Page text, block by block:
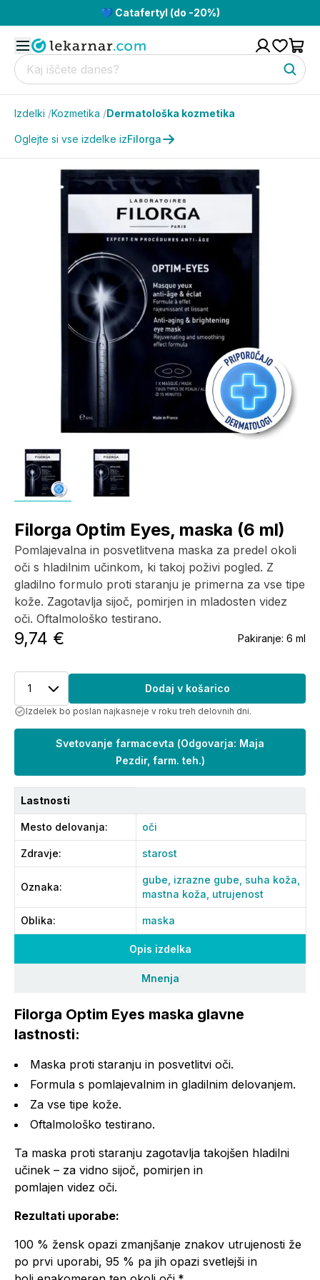
💙 Catafertyl (do -20%)
Izdelki /Kozmetika /Dermatološka kozmetika
Oglejte si vse izdelke izFilorga
Opis izdelka
Mnenja
Filorga Optim Eyes maska glavne
lastnosti:
Maska proti staranju in posvetlitvi oči.
Formula s pomlajevalnim in gladilnim delovanjem.
Za vse tipe kože.
Oftalmološko testirano.
Ta maska proti staranju zagotavlja takojšen hladilni
učinek – za vidno sijoč, pomirjen in
pomlajen videz oči.
Rezultati uporabe:
100 % žensk opazi zmanjšanje znakov utrujenosti že
po prvi uporabi, 95 % pa jih opazi svetlejši in
Filorga Optim Eyes, maska (6 ml)
Pomlajevalna in posvetlitvena maska za predel okoli
oči s hladilnim učinkom, ki takoj poživi pogled. Z
gladilno formulo proti staranju je primerna za vse tipe
kože. Zagotavlja sijoč, pomirjen in mladosten videz
oči. Oftalmološko testirano.
9,74 € Pakiranje: 6 ml
1 Dodaj v košarico
Izdelek bo poslan najkasneje v roku treh delovnih dni.
Svetovanje farmacevta (Odgovarja: Maja
Pezdir, farm. teh.)
Lastnosti
Mesto delovanja: oči
Zdravje: starost
Oznaka:
gube, izrazne gube, suha koža,
mastna koža, utrujenost
Oblika: maska